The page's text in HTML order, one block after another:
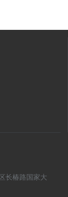
长椿路国家大